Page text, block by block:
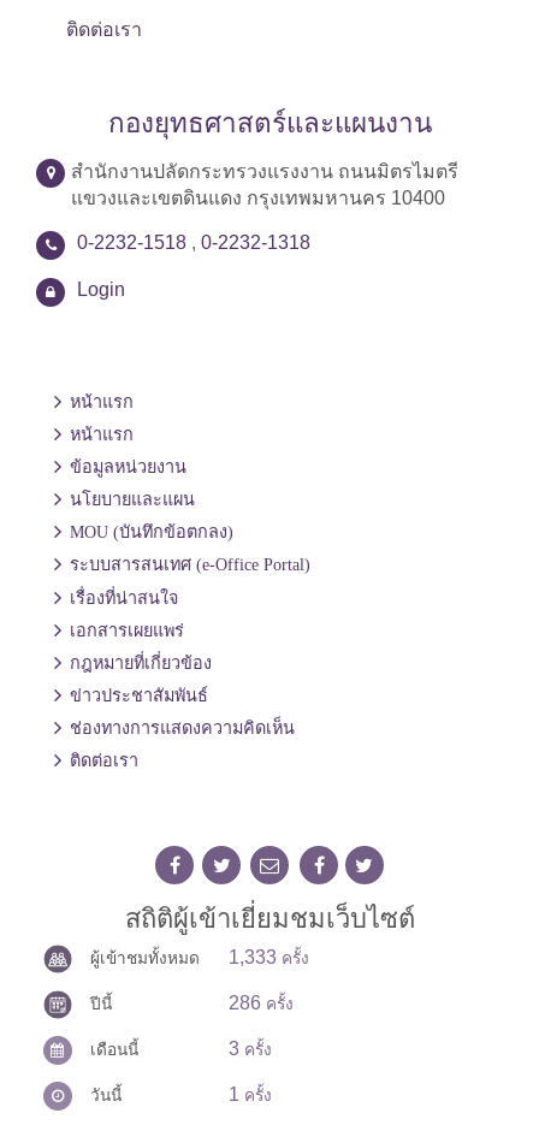
ติดต่อเรา
กองยุทธศาสตร์และแผนงาน
สำนักงานปลัดกระทรวงแรงงาน ถนนมิตรไมตรี
แขวงและเขตดินแดง กรุงเทพมหานคร 10400
0-2232-1518 , 0-2232-1318
Login
หน้าแรก
หน้าแรก
ข้อมูลหน่วยงาน
นโยบายและแผน
MOU (บันทึกข้อตกลง)
ระบบสารสนเทศ (e-Office Portal)
เรื่องที่น่าสนใจ
เอกสารเผยแพร่
กฎหมายที่เกี่ยวข้อง
ข่าวประชาสัมพันธ์
ช่องทางการแสดงความคิดเห็น
ติดต่อเรา
สถิติผู้เข้าเยี่ยมชมเว็บไซต์
ผู้เข้าชมทั้งหมด 1,333 ครั้ง
ปีนี้ 286 ครั้ง
เดือนนี้ 3 ครั้ง
วันนี้ 1 ครั้ง